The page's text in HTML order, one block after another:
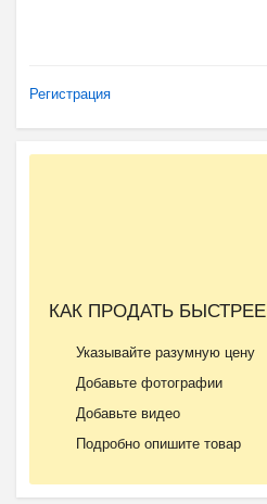
Регистрация
КАК ПРОДАТЬ БЫСТРЕЕ
Указывайте разумную цену
Добавьте фотографии
Добавьте видео
Подробно опишите товар